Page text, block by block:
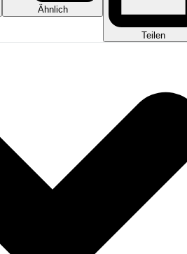
Ähnlich
Teilen